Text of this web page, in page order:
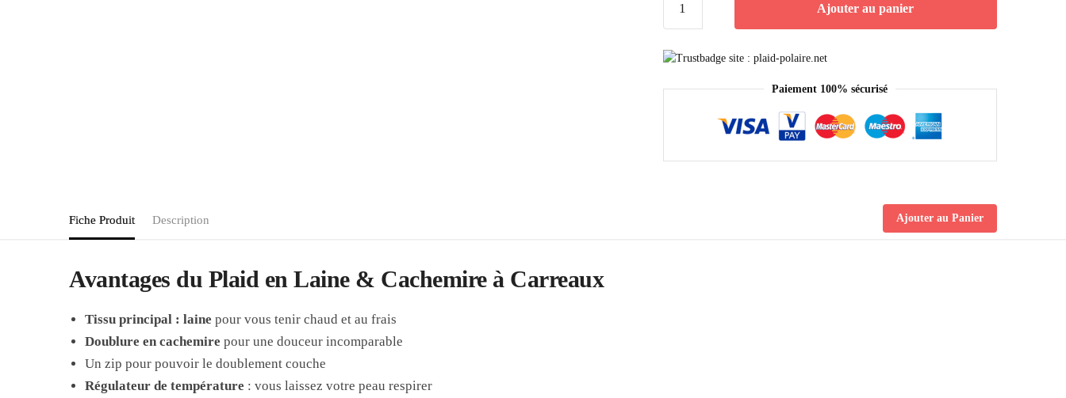
Ajouter au panier
Paiement 100% sécurisé
Fiche Produit Description Ajouter au Panier
Avantages du Plaid en Laine & Cachemire à Carreaux
Tissu principal : laine pour vous tenir chaud et au frais
Doublure en cachemire pour une douceur incomparable
Un zip pour pouvoir le doublement couche
Régulateur de température : vous laissez votre peau respirer